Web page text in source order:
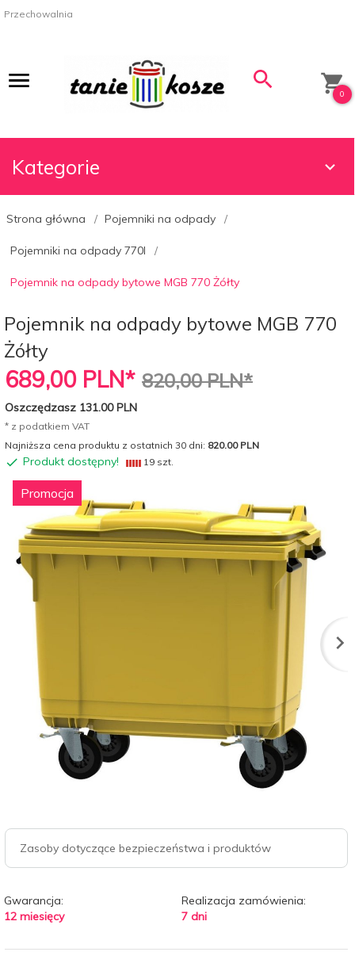
Przechowalnia
0
Kategorie
Strona główna Pojemniki na odpady
Pojemniki na odpady 770l
Pojemnik na odpady bytowe MGB 770 Żółty
Pojemnik na odpady bytowe MGB 770
Żółty
689,00 PLN* 820,00 PLN*
Oszczędzasz 131.00 PLN
* z podatkiem VAT
Najniższa cena produktu z ostatnich 30 dni: 820.00 PLN
Produkt dostępny! 19 szt.
Promocja
Zasoby dotyczące bezpieczeństwa i produktów
Gwarancja:
12 miesięcy
Realizacja zamówienia:
7 dni